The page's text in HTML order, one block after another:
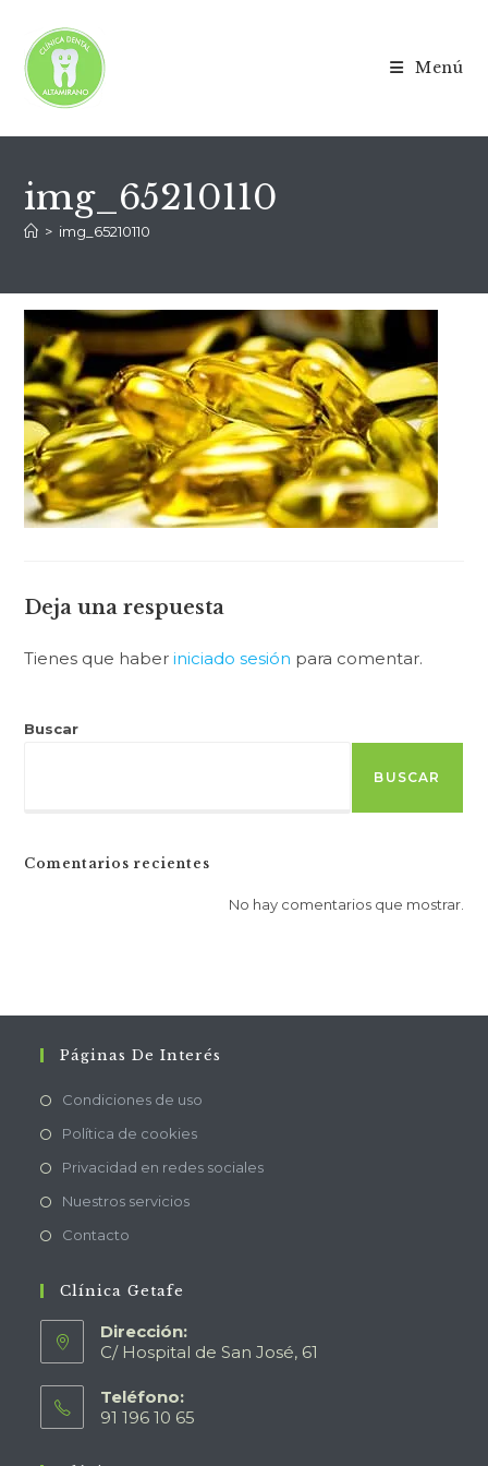
Menú
img_65210110
> img_65210110
Deja una respuesta
Tienes que haberiniciado sesión para comentar.
Buscar
BUSCAR
Comentarios recientes
No hay comentarios que mostrar.
Páginas De Interés
Condiciones de uso
Política de cookies
Privacidad en redes sociales
Nuestros servicios
Contacto
Clínica Getafe
Dirección:
C/ Hospital de San José, 61
Teléfono:
91 196 10 65